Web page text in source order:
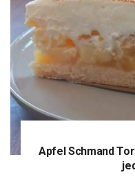
Apfel Schmand